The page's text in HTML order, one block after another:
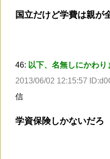
国立だけど学費は親が
46: 以下、名無しにかわ
2013/06/02 12:15:57
信
学資保険しかないだろ